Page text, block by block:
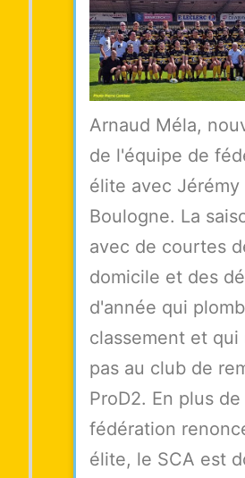
Arnaud Méla,
de l'équipe de
élite avec Jérémy
Boulogne. La
avec de courtes
domicile et des
d'année qui
classement et
pas au club de
ProD2. En plus
fédération
élite, le SCA est